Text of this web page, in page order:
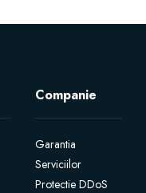
Companie
Garantia
Serviciilor
Protectie DDoS